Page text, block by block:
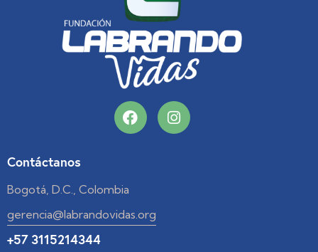
Contáctanos
Bogotá, D.C., Colombia
gerencia@labrandovidas.org
+57 3115214344